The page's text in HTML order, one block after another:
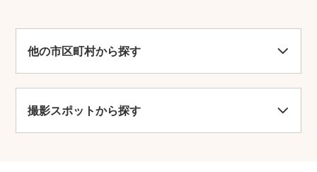
他の市区町村から探す
撮影スポットから探す